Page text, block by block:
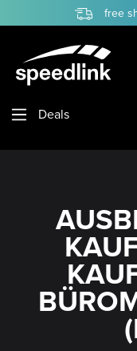
Skip to main content
free
Deals